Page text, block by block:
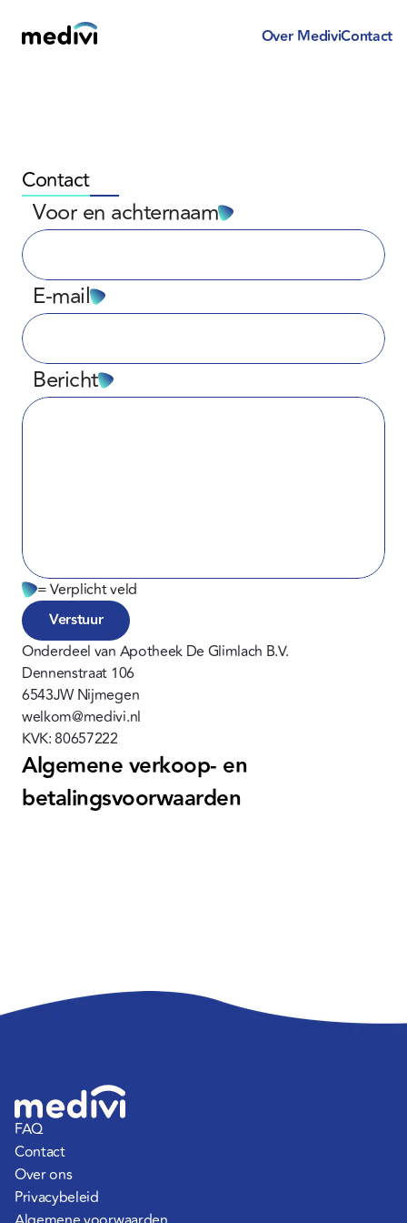
Over MediviContact
Contact
Voor en achternaam
E-mail
Bericht
= Verplicht veld
Verstuur
Onderdeel van Apotheek De Glimlach B.V.
Dennenstraat 106
6543JW Nijmegen
welkom@medivi.nl
KVK: 80657222
Algemene verkoop- en
betalingsvoorwaarden
FAQ
Contact
Over ons
Privacybeleid